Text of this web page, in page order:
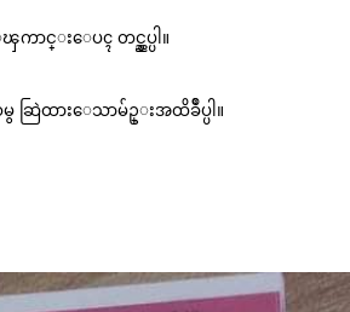
ာင္းေပၚ တင္ညွပ္ပါ။
ဆြဲထားေသာမ်ဥ္းအထိခ်ဳပ္ပါ။